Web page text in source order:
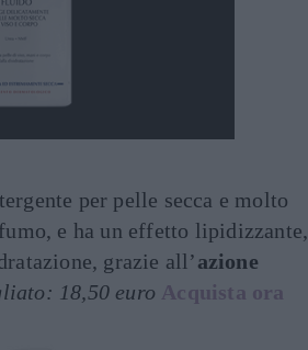
per pelle secca e molto
e ha un effetto lipidizzante,
grazie all’azione
18,50 euro Acquista ora